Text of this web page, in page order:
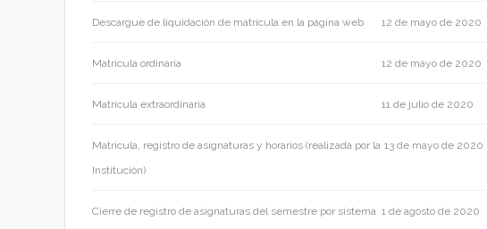
Descargue de liquidación de matrícula en la página web 12 de mayo de 2020
Matrícula ordinaria 12 de mayo de 2020
Matrícula extraordinaria 11 de julio de 2020
Matricula, registro de asignaturas y horarios (realizada por la
Institución)
13 de mayo de 2020
Cierre de registro de asignaturas del semestre por sistema 1 de agosto de 2020